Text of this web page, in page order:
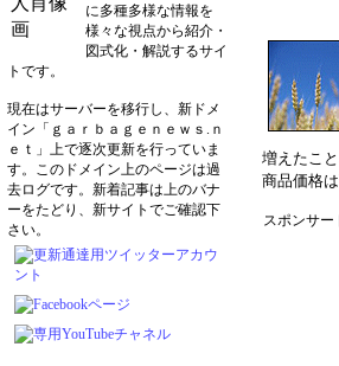
増えたこ
商品価格
スポンサー
に多種多様な情報を
様々な視点から紹介・
図式化・解説するサイ
トです。
現在はサーバーを移行し、新ドメ
イン「ｇａｒｂａｇｅｎｅｗｓ.ｎ
ｅｔ」上で逐次更新を行っていま
す。このドメイン上のページは過
去ログです。新着記事は上のバナ
ーをたどり、新サイトでご確認下
さい。